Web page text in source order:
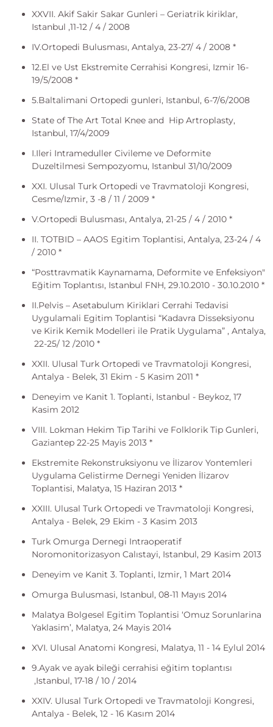
XXVII. Akif Sakir Sakar Gunleri – Geriatrik kiriklar,
Istanbul ,11-12 / 4 / 2008
IV.Ortopedi Bulusması, Antalya, 23-27/ 4 / 2008 *
12.El ve Ust Ekstremite Cerrahisi Kongresi, Izmir 16-
19/5/2008 *
5.Baltalimani Ortopedi gunleri, Istanbul, 6-7/6/2008
State of The Art Total Knee and Hip Artroplasty,
Istanbul, 17/4/2009
I.Ileri Intrameduller Civileme ve Deformite
Duzeltilmesi Sempozyomu, Istanbul 31/10/2009
XXI. Ulusal Turk Ortopedi ve Travmatoloji Kongresi,
Cesme/Izmir, 3 -8 / 11 / 2009 *
V.Ortopedi Bulusması, Antalya, 21-25 / 4 / 2010 *
II. TOTBID – AAOS Egitim Toplantisi, Antalya, 23-24 / 4
/ 2010 *
“Posttravmatik Kaynamama, Deformite ve Enfeksiyon"
Eğitim Toplantısı, Istanbul FNH, 29.10.2010 - 30.10.2010 *
II.Pelvis – Asetabulum Kiriklari Cerrahi Tedavisi
Uygulamali Egitim Toplantisi “Kadavra Disseksiyonu
ve Kirik Kemik Modelleri ile Pratik Uygulama” , Antalya,
22-25/ 12 /2010 *
XXII. Ulusal Turk Ortopedi ve Travmatoloji Kongresi,
Antalya - Belek, 31 Ekim - 5 Kasim 2011 *
Deneyim ve Kanit 1. Toplanti, Istanbul - Beykoz, 17
Kasim 2012
VIII. Lokman Hekim Tip Tarihi ve Folklorik Tip Gunleri,
Gaziantep 22-25 Mayis 2013 *
Ekstremite Rekonstruksiyonu ve İlizarov Yontemleri
Uygulama Gelistirme Dernegi Yeniden İlizarov
Toplantisi, Malatya, 15 Haziran 2013 *
XXIII. Ulusal Turk Ortopedi ve Travmatoloji Kongresi,
Antalya - Belek, 29 Ekim - 3 Kasim 2013
Turk Omurga Dernegi Intraoperatif
Noromonitorizasyon Calıstayi, Istanbul, 29 Kasim 2013
Deneyim ve Kanit 3. Toplanti, Izmir, 1 Mart 2014
Omurga Bulusmasi, Istanbul, 08-11 Mayıs 2014
Malatya Bolgesel Egitim Toplantisi ‘Omuz Sorunlarina
Yaklasim’, Malatya, 24 Mayis 2014
XVI. Ulusal Anatomi Kongresi, Malatya, 11 - 14 Eylul 2014
9.Ayak ve ayak bileği cerrahisi eğitim toplantısı
,Istanbul, 17-18 / 10 / 2014
XXIV. Ulusal Turk Ortopedi ve Travmatoloji Kongresi,
Antalya - Belek, 12 - 16 Kasım 2014